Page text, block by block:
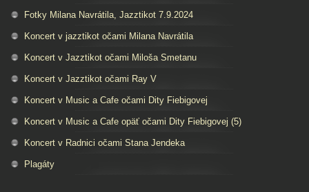
Fotky Milana Navrátila, Jazztikot 7.9.2024
Koncert v jazztikot očami Milana Navrátila
Koncert v Jazztikot očami Miloša Smetanu
Koncert v Jazztikot očami Ray V
Koncert v Music a Cafe očami Dity Fiebigovej
Koncert v Music a Cafe opäť očami Dity Fiebigovej (5)
Koncert v Radnici očami Stana Jendeka
Plagáty